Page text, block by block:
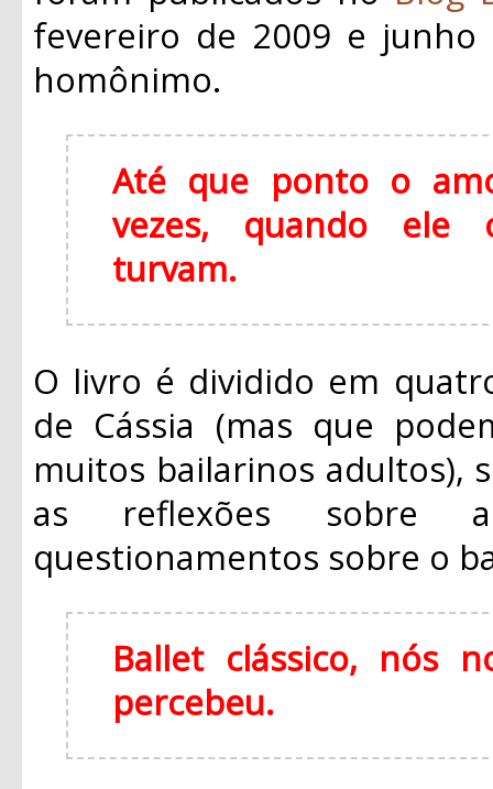
fevereiro de 2009 e
homônimo.
Até que ponto o
vezes, quando ele
turvam.
O livro é dividido em
de Cássia (mas que
muitos bailarinos adultos),
as reflexões sobre
questionamentos sobre o
Ballet clássico, nós
percebeu.